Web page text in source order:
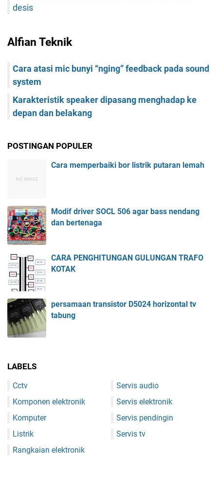
desis
Alfian Teknik
Cara atasi mic bunyi “nging” feedback pada sound
system
Karakteristik speaker dipasang menghadap ke
depan dan belakang
POSTINGAN POPULER
Cara memperbaiki bor listrik putaran lemah
Modif driver SOCL 506 agar bass nendang
dan bertenaga
CARA PENGHITUNGAN GULUNGAN TRAFO
KOTAK
persamaan transistor D5024 horizontal tv
tabung
LABELS
Cctv
Komponen elektronik
Komputer
Listrik
Rangkaian elektronik
Servis audio
Servis elektronik
Servis pendingin
Servis tv